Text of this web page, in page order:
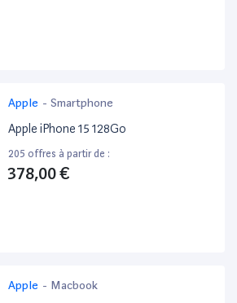
Apple - Smartphone
Apple iPhone 15 128Go
205 offres à partir de :
378,00 €
Apple - Macbook